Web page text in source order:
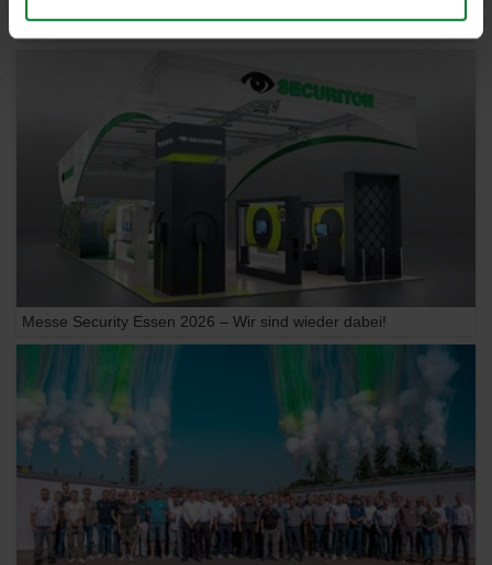
GIT Sicherheits Award 2027: Jetzt für SecuriGAS abstimmen
Messe Security Essen 2026 – Wir sind wieder dabei!